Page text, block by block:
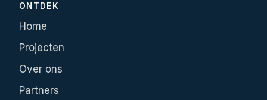
ONTDEK
Home
Projecten
Over ons
Partners